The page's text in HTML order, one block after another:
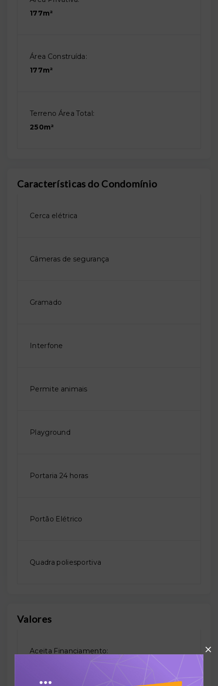
177m²
Área Construída:
177m²
Terreno Área Total:
250m²
Características do Condomínio
Cerca elétrica
Câmeras de segurança
Gramado
Interfone
Permite animais
Playground
Portaria 24 horas
Portão Elétrico
Quadra poliesportiva
Valores
Aceita Financiamento: